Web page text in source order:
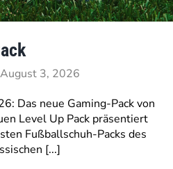
August 3, 2026
Das neue Gaming-Pack von
Level Up Pack präsentiert
Fußballschuh-Packs des
[...]